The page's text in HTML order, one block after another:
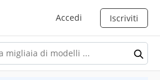
Accedi Iscriviti